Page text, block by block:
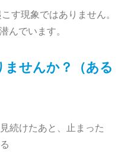
す現象ではありません。
んでいます。
せんか？（ある
続けたあと、止まった